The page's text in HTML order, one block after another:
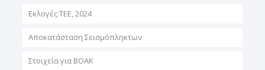
Εκλογές ΤΕΕ, 2024
Αποκατάσταση Σεισμόπληκτων
Στοιχεία για ΒΟΑΚ